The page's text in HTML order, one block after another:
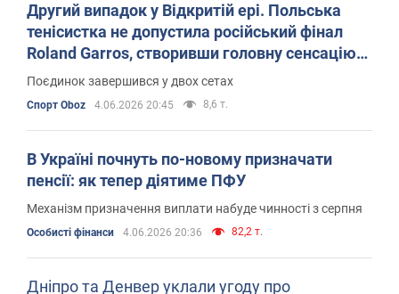
Другий випадок у Відкритій ері. Польська
тенісистка не допустила російський фінал
Roland Garros, створивши головну сенсацію
турніру. Відео
Поєдинок завершився у двох сетах
Спорт Oboz 4.06.2026 20:45 8,6 т.
В Україні почнуть по-новому призначати
пенсії: як тепер діятиме ПФУ
Механізм призначення виплати набуде чинності з серпня
Особисті фінанси 4.06.2026 20:36 82,2 т.
Дніпро та Денвер уклали угоду про